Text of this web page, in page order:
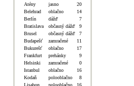
Atény
jasno
20
Belehrad
oblačno
14
Berlín
dážď
7
Bratislava
občasný dážď
9
Brusel
občasný dážď
7
Budapešť
zamračené
11
Bukurešť
oblačno
17
Frankfurt
prehánky
9
Helsinki
zamračené
0
Istanbul
oblačno
16
Kodaň
polooblačno
8
Lisabon
polooblačno
16